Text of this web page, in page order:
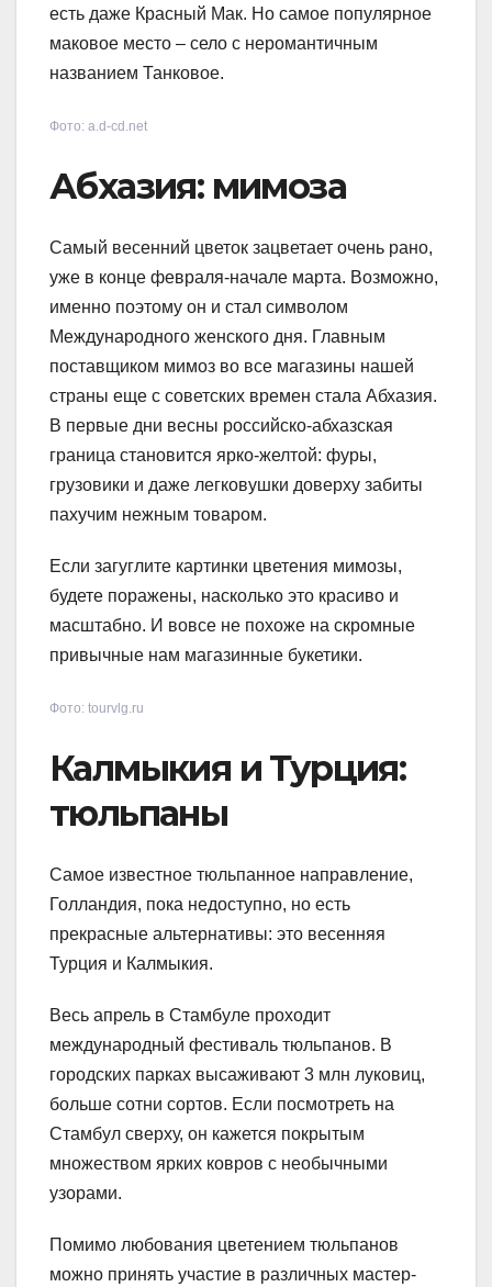
есть даже Красный Мак. Но самое популярное
маковое место – село с неромантичным
названием Танковое.
Фото: a.d-cd.net
Абхазия: мимоза
Самый весенний цветок зацветает очень рано,
уже в конце февраля-начале марта. Возможно,
именно поэтому он и стал символом
Международного женского дня. Главным
поставщиком мимоз во все магазины нашей
страны еще с советских времен стала Абхазия.
В первые дни весны российско-абхазская
граница становится ярко-желтой: фуры,
грузовики и даже легковушки доверху забиты
пахучим нежным товаром.
Если загуглите картинки цветения мимозы,
будете поражены, насколько это красиво и
масштабно. И вовсе не похоже на скромные
привычные нам магазинные букетики.
Фото: tourvlg.ru
Калмыкия и Турция:
тюльпаны
Самое известное тюльпанное направление,
Голландия, пока недоступно, но есть
прекрасные альтернативы: это весенняя
Турция и Калмыкия.
Весь апрель в Стамбуле проходит
международный фестиваль тюльпанов. В
городских парках высаживают 3 млн луковиц,
больше сотни сортов. Если посмотреть на
Стамбул сверху, он кажется покрытым
множеством ярких ковров с необычными
узорами.
Помимо любования цветением тюльпанов
можно принять участие в различных мастер-